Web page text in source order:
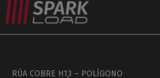
RÚA COBRE H13 – POLÍGONO